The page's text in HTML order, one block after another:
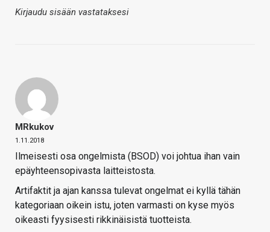
Kirjaudu sisään vastataksesi
MRkukov
1.11.2018
Ilmeisesti osa ongelmista (BSOD) voi johtua ihan vain
epäyhteensopivasta laitteistosta.
Artifaktit ja ajan kanssa tulevat ongelmat ei kyllä tähän
kategoriaan oikein istu, joten varmasti on kyse myös
oikeasti fyysisesti rikkinäisistä tuotteista.